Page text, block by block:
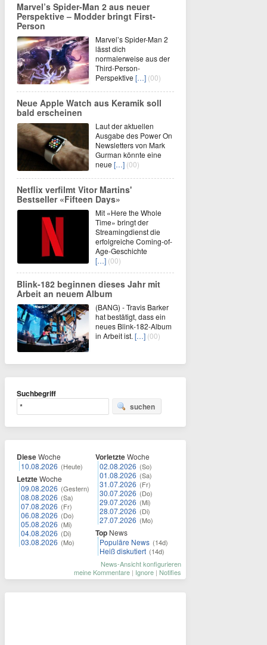
Marvel’s Spider-Man 2 aus neuer
Perspektive – Modder bringt First-
Person
Marvel’s Spider-Man 2
lässt dich
normalerweise aus der
Third-Person-
Perspektive […] (00)
Neue Apple Watch aus Keramik soll
bald erscheinen
Laut der aktuellen
Ausgabe des Power On
Newsletters von Mark
Gurman könnte eine
neue […] (00)
Netflix verfilmt Vitor Martins'
Bestseller «Fifteen Days»
Mit «Here the Whole
Time» bringt der
Streamingdienst die
erfolgreiche Coming-of-
Age-Geschichte
[…] (00)
Blink-182 beginnen dieses Jahr mit
Arbeit an neuem Album
(BANG) - Travis Barker
hat bestätigt, dass ein
neues Blink-182-Album
in Arbeit ist. […] (00)
Suchbegriff
suchen
DieseWoche
10.08.2026 (Heute)
LetzteWoche
09.08.2026 (Gestern)
08.08.2026 (Sa)
07.08.2026 (Fr)
06.08.2026 (Do)
05.08.2026 (Mi)
04.08.2026 (Di)
03.08.2026 (Mo)
VorletzteWoche
02.08.2026 (So)
01.08.2026 (Sa)
31.07.2026 (Fr)
30.07.2026 (Do)
29.07.2026 (Mi)
28.07.2026 (Di)
27.07.2026 (Mo)
Top News
Populäre News (14d)
Heiß diskutiert (14d)
News-Ansicht konfigurieren
meine Kommentare | Ignore | Notifies